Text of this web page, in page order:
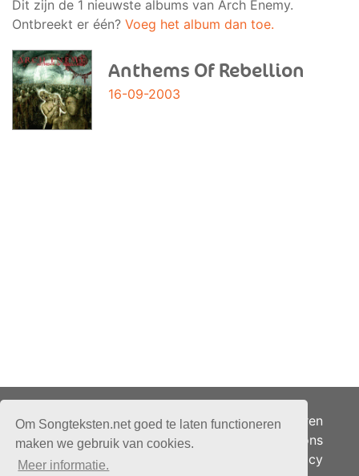
Om Songteksten.net goed te laten functioneren
maken we gebruik van cookies.
Meer informatie.
Dit zijn de 1 nieuwste albums van Arch Enemy.
Ontbreekt er één? Voeg het album dan toe.
Anthems Of Rebellion
16-09-2003
Adverteren
Over ons
Je privacy